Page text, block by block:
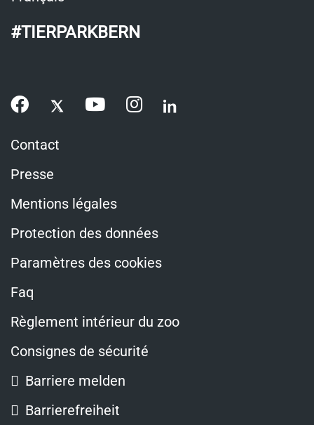
#TIERPARKBERN
Contact
Presse
Mentions légales
Protection des données
Paramètres des cookies
Faq
Règlement intérieur du zoo
Consignes de sécurité
Barriere melden
Barrierefreiheit